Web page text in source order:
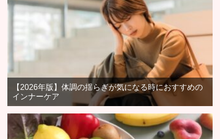
【2026年版】体調の揺らぎが気になる時におすすめの
インナーケア